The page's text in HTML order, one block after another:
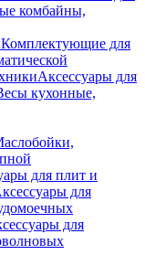
комбайны,
Комплектующие для
Аксессуары для
кухонные,
для плит и
для
для